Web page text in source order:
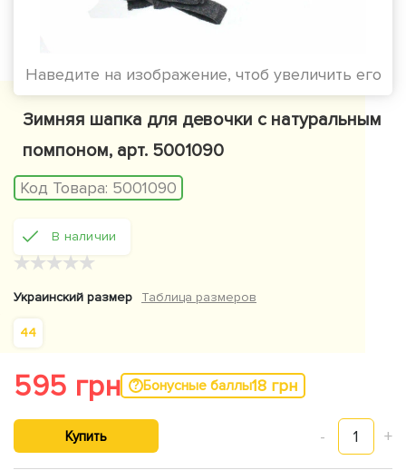
Наведите на изображение, чтоб увеличить его
Зимняя шапка для девочки с натуральным
помпоном, арт. 5001090
Код Товара: 5001090
В наличии
★★★★★
Украинский размер Таблица размеров
44
595 грн Бонусные баллы18 грн
- 1 +
Купить